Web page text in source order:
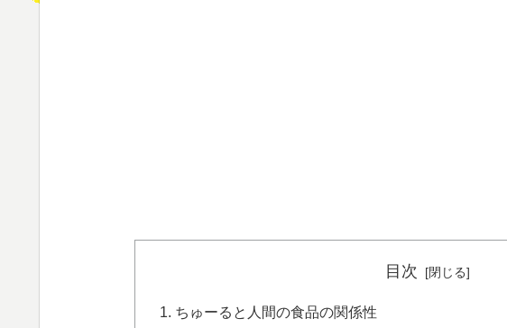
目次
ちゅーると人間の食品の関係性